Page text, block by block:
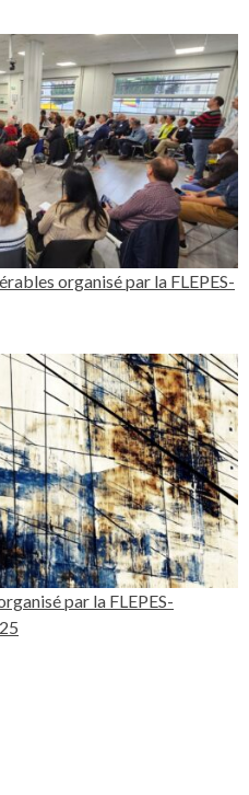
organisé par la FLEPES-
par la FLEPES-